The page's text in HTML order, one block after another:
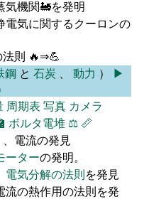
気機関🚂を発明
電気に関するクーロンの
則 🔥⇒💪
鋼 と 石炭 、 動力 ） ▶
周期表 写真 カメラ
ボルタ電堆 ⚖️ 📏
電流の発見
ーターの発明。
電気分解の法則を発見
流の熱作用の法則を発